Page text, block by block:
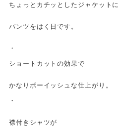
ちょっとカチッとしたジャケットに
パンツをはく日です。
・
ショートカットの効果で
かなりボーイッシュな仕上がり。
・
襟付きシャツが